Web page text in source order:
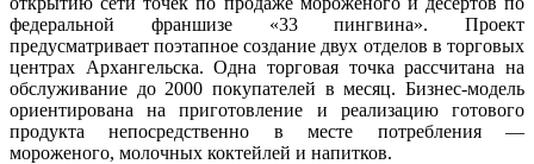
федеральной франшизе «33 пингвина». Проект
предусматривает поэтапное создание двух отделов в торговых
центрах Архангельска. Одна торговая точка рассчитана на
обслуживание до 2000 покупателей в месяц. Бизнес-модель
ориентирована на приготовление и реализацию готового
продукта непосредственно в месте потребления —
мороженого, молочных коктейлей и напитков.